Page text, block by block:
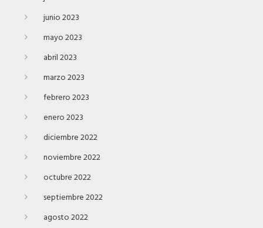
junio 2023
mayo 2023
abril 2023
marzo 2023
febrero 2023
enero 2023
diciembre 2022
noviembre 2022
octubre 2022
septiembre 2022
agosto 2022